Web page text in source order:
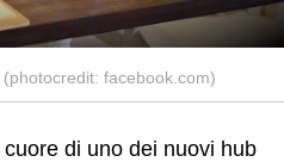
facebook.com)
cuore di uno dei nuovi hub